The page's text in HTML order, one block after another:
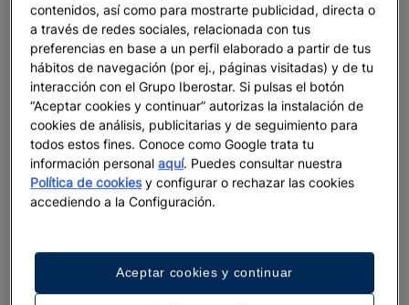
Ver 32 fotos y vídeos
contenidos, así como para mostrarte publicidad, directa o
a través de redes sociales, relacionada con tus
preferencias en base a un perfil elaborado a partir de tus
hábitos de navegación (por ej., páginas visitadas) y de tu
interacción con el Grupo Iberostar. Si pulsas el botón
“Aceptar cookies y continuar” autorizas la instalación de
cookies de análisis, publicitarias y de seguimiento para
todos estos fines. Conoce como Google trata tu
información personalaquí. Puedes consultar nuestra
Política de cookiesy configurar o rechazar las cookies
accediendo a la Configuración.
Aceptar cookies y continuar